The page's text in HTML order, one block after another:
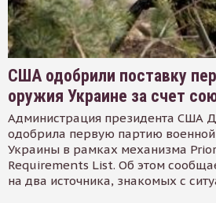
США одобрили поставку
оружия Украине за счет
Администрация президента США
одобрила первую партию
Украины в рамках механизма
Requirements List. Об этом
на два источника, знакомых с